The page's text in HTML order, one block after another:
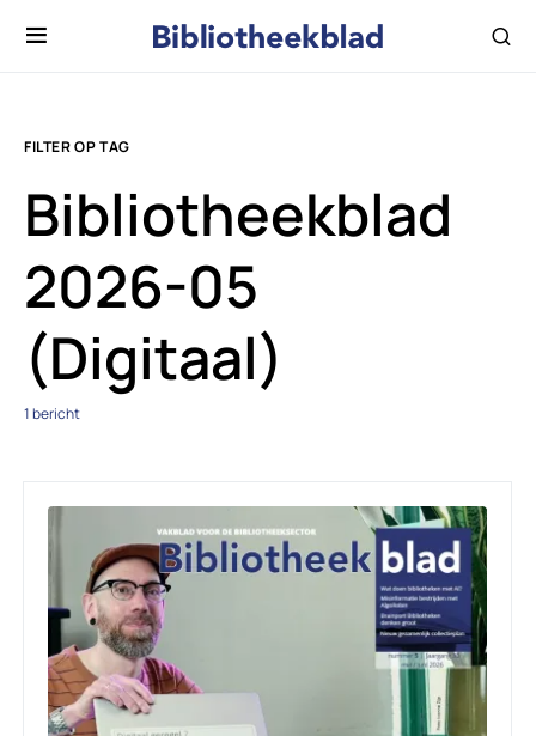
FILTER OP TAG
Bibliotheekblad
2026-05
(Digitaal)
1 bericht